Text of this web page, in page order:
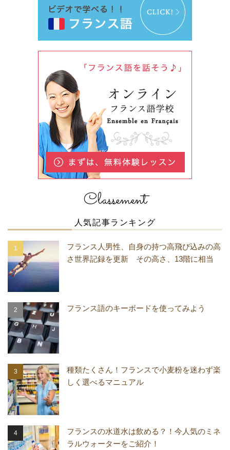
Classement
人気記事ランキング
フランス人男性、自身の持つ高飛び込みの高
さ世界記録を更新 その高さ、13階に相当
フランス語のキーボードを使ってみよう
種類たくさん！フランスで小麦粉を迷わず楽
しく選べるマニュアル
フランスの水道水は飲める？！今人気のミネ
ラルウォーターをご紹介！